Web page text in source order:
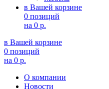
в Вашей корзине
0 позиций
на 0 р.
в Вашей корзине
0 позиций
на 0 р.
О компании
Новости